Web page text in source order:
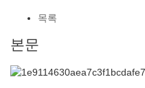
목록
본문